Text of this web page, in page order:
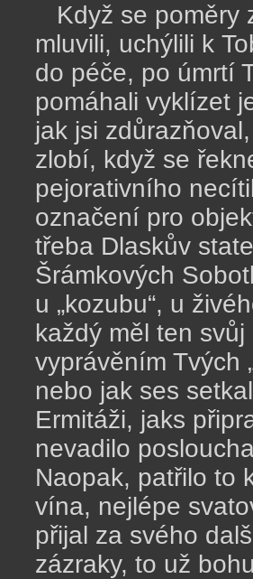
Když se poměry
mluvili, uchýlili k
do péče, po úmrtí
pomáhali vyklízet
jak jsi
zlobí, když se
pejorativního
označení pro
třeba Dlaskův
Šrámkových
u „kozubu“, u
každý měl ten svůj
vyprávěním Tvých
nebo jak ses
Ermitáži, jaks
nevadilo
Naopak, patřilo to
vína, nejlépe
přijal za svého
zázraky, to už